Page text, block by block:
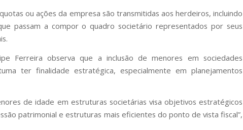
ou ações da empresa são transmitidas aos herdeiros, incluindo
passam a compor o quadro societário representados por seus
Ferreira observa que a inclusão de menores em sociedades
ter finalidade estratégica, especialmente em planejamentos
de idade em estruturas societárias visa objetivos estratégicos
patrimonial e estruturas mais eficientes do ponto de vista fiscal”,